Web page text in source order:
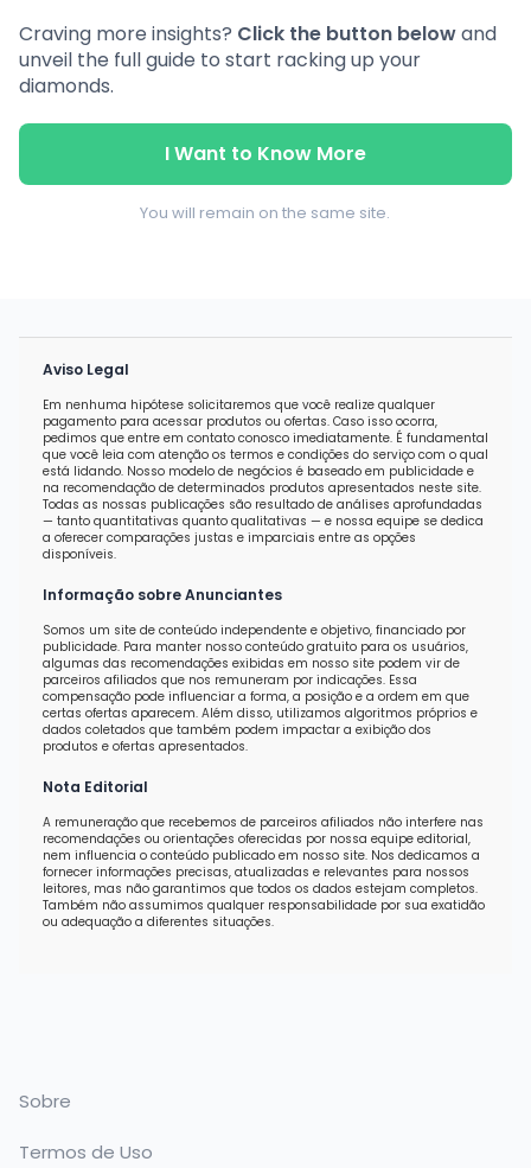
Craving more insights? Click the button belowand
unveil the full guide to start racking up your
diamonds.
I Want to Know More
You will remain on the same site.
Aviso Legal
Em nenhuma hipótese solicitaremos que você realize qualquer
pagamento para acessar produtos ou ofertas. Caso isso ocorra,
pedimos que entre em contato conosco imediatamente. É fundamental
que você leia com atenção os termos e condições do serviço com o qual
está lidando. Nosso modelo de negócios é baseado em publicidade e
na recomendação de determinados produtos apresentados neste site.
Todas as nossas publicações são resultado de análises aprofundadas
— tanto quantitativas quanto qualitativas — e nossa equipe se dedica
a oferecer comparações justas e imparciais entre as opções
disponíveis.
Informação sobre Anunciantes
Somos um site de conteúdo independente e objetivo, financiado por
publicidade. Para manter nosso conteúdo gratuito para os usuários,
algumas das recomendações exibidas em nosso site podem vir de
parceiros afiliados que nos remuneram por indicações. Essa
compensação pode influenciar a forma, a posição e a ordem em que
certas ofertas aparecem. Além disso, utilizamos algoritmos próprios e
dados coletados que também podem impactar a exibição dos
produtos e ofertas apresentados.
Nota Editorial
A remuneração que recebemos de parceiros afiliados não interfere nas
recomendações ou orientações oferecidas por nossa equipe editorial,
nem influencia o conteúdo publicado em nosso site. Nos dedicamos a
fornecer informações precisas, atualizadas e relevantes para nossos
leitores, mas não garantimos que todos os dados estejam completos.
Também não assumimos qualquer responsabilidade por sua exatidão
ou adequação a diferentes situações.
Sobre
Termos de Uso